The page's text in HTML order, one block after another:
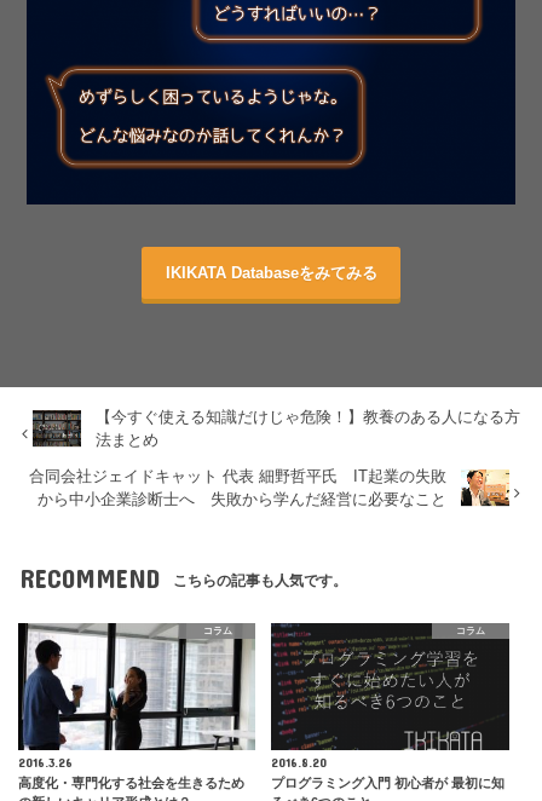
IKIKATA Databaseをみてみる
【今すぐ使える知識だけじゃ危険！】教養のある人になる方
法まとめ
合同会社ジェイドキャット 代表 細野哲平氏 IT起業の失敗
から中小企業診断士へ 失敗から学んだ経営に必要なこと
RECOMMEND こちらの記事も人気です。
コラム
2016.3.26
高度化・専門化する社会を生きるため
コラム
2016.8.20
プログラミング入門 初心者が 最初に知